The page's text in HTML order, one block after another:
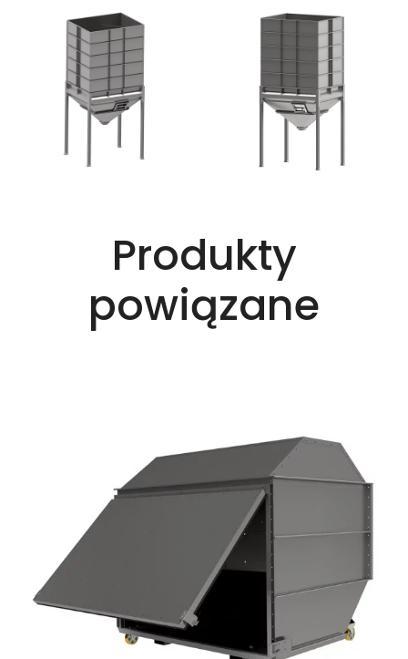
Produkty
powiązane